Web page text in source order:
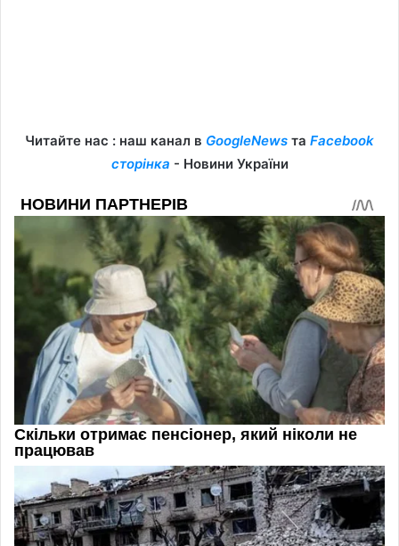
Читайте нас : наш канал в GoogleNews та Facebook
сторінка - Новини України